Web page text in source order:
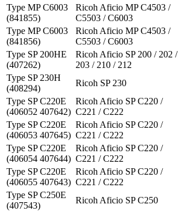
Type MP C6003
(841855)
Ricoh Aficio MP C4503 /
C5503 / C6003
Type MP C6003
(841856)
Ricoh Aficio MP C4503 /
C5503 / C6003
Type SP 200HE
(407262)
Ricoh Aficio SP 200 / 202 /
203 / 210 / 212
Type SP 230H
(408294)
Ricoh SP 230
Type SP C220E
(406052 407642)
Ricoh Aficio SP C220 /
C221 / C222
Type SP C220E
(406053 407645)
Ricoh Aficio SP C220 /
C221 / C222
Type SP C220E
(406054 407644)
Ricoh Aficio SP C220 /
C221 / C222
Type SP C220E
(406055 407643)
Ricoh Aficio SP C220 /
C221 / C222
Type SP C250E
(407543)
Ricoh Aficio SP C250